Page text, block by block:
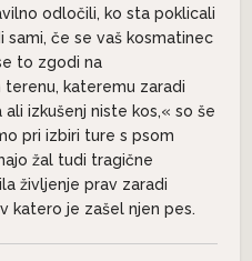
odločili, ko sta poklicali
če se vaš kosmatinec
to zgodi na
kateremu zaradi
izkušenj niste kos,« so še
pri izbiri ture s psom
žal tudi tragične
življenje prav zaradi
katero je zašel njen pes.